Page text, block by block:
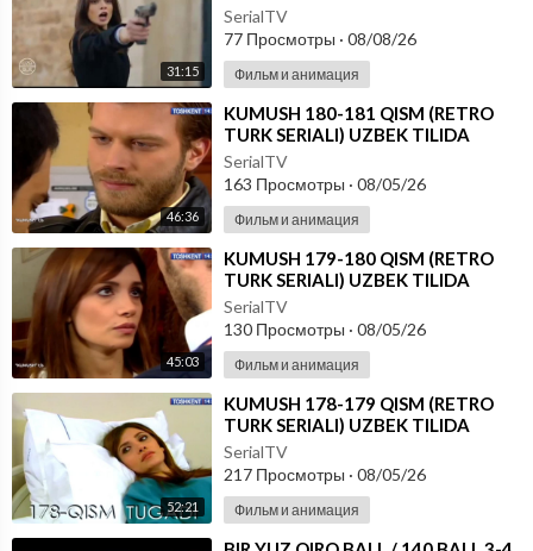
31:15
TILIDA
SerialTV
77 Просмотры · 08/08/26
Фильм и анимация
46:36
⁣KUMUSH 180-181 QISM (RETRO
TURK SERIALI) UZBEK TILIDA
SerialTV
163 Просмотры · 08/05/26
Фильм и анимация
45:03
⁣KUMUSH 179-180 QISM (RETRO
TURK SERIALI) UZBEK TILIDA
SerialTV
130 Просмотры · 08/05/26
Фильм и анимация
52:21
⁣KUMUSH 178-179 QISM (RETRO
TURK SERIALI) UZBEK TILIDA
SerialTV
217 Просмотры · 08/05/26
Фильм и анимация